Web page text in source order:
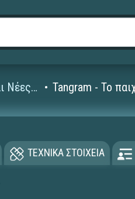
Πληροφορική και Νέες Τεχνολογίες Δημοτικού Tangram - Το
ΤΕΧΝΙΚΑ ΣΤΟΙΧΕΙΑ